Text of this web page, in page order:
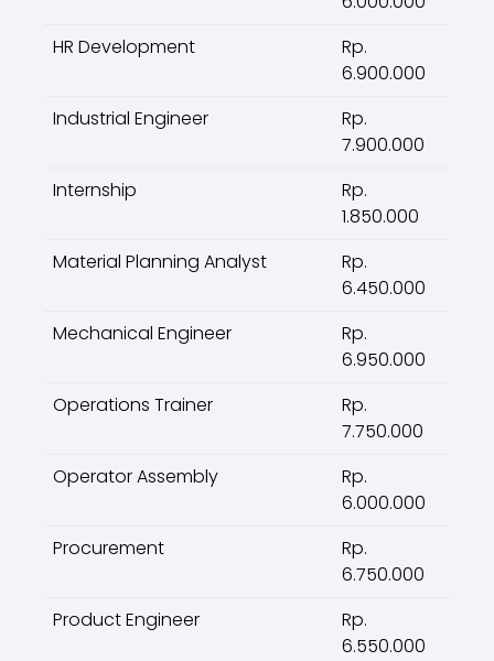
HR Development
Rp.
6.900.000
Industrial Engineer
Rp.
7.900.000
Internship
Rp.
1.850.000
Material Planning Analyst
Rp.
6.450.000
Mechanical Engineer
Rp.
6.950.000
Operations Trainer
Rp.
7.750.000
Operator Assembly
Rp.
6.000.000
Procurement
Rp.
6.750.000
Product Engineer
Rp.
6.550.000